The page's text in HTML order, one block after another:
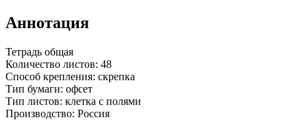
Аннотация
Тетрадь общая
Количество листов: 48
Способ крепления: скрепка
Тип бумаги: офсет
Тип листов: клетка с полями
Производство: Россия